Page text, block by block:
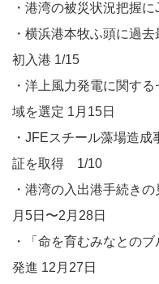
・港湾の被災状況把握
・横浜港本牧ふ頭に過
初入港​​ 1/15
・洋上風力発電に関す
域を選定 1月15日​​
・JFEスチール藻場造
証を取得​​ 1/10
・港湾の入出港手続き
月5日〜2月28日
・「命を育むみなとの
発進 12月27日